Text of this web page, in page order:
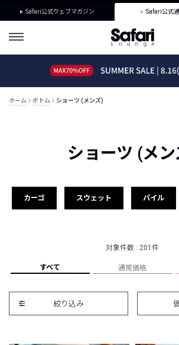
Safari公式ウェブマガジン Safari公式
ホーム ボトム ショーツ (メンズ)
ショーツ (メ
カーゴ スウェット パイル
対象件数 : 201件
すべて 通常価格
絞り込み